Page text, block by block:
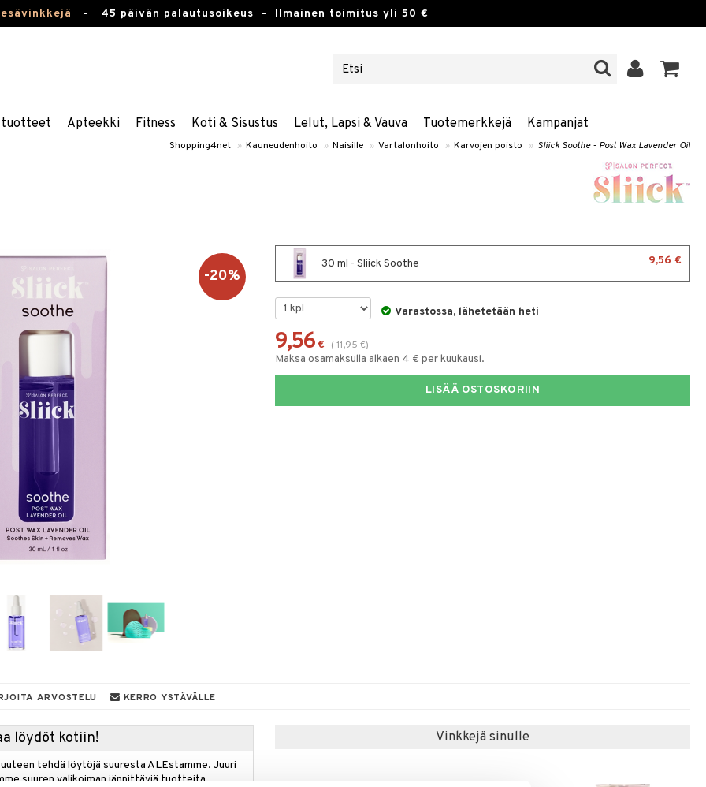
- 45 päivän palautusoikeus - Ilmainen toimitus yli 50 €
Apteekki Fitness Koti & Sisustus Lelut, Lapsi & Vauva Tuotemerkkejä Kampanjat
Shopping4net » Kauneudenhoito » Naisille » Vartalonhoito » Karvojen poisto » Sliick Soothe - Post Wax Lavender Oil
-20%
30 ml - Sliick Soothe 9,56 €
Varastossa, lähetetään heti
9,56 € ( 11,95 €)
Maksa osamaksulla alkaen 4 € per kuukausi.
LISÄÄ OSTOSKORIIN
ARVOSTELU KERRO YSTÄVÄLLE
löydöt kotiin!
tehdä löytöjä suuresta ALEstamme. Juuri
suuren valikoiman jännittäviä tuotteita
Vinkkejä sinulle